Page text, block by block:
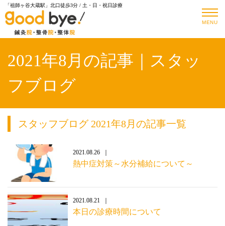
「祖師ヶ谷大蔵駅」北口徒歩3分 / 土・日・祝日診療
MENU
2021年8月の記事｜スタッ
フブログ
スタッフブログ 2021年8月の記事一覧
2021.08.26
熱中症対策～水分補給について～
2021.08.21
本日の診療時間について